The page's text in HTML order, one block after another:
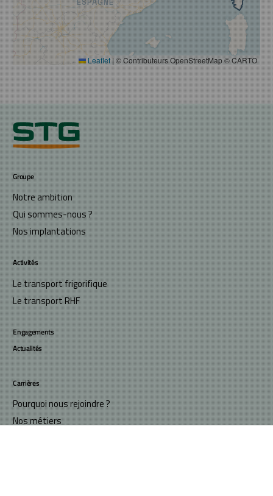
Groupe
Notre ambition
Qui sommes-nous ?
Nos implantations
Activités
Le transport frigorifique
Le transport RHF
Engagements
Actualités
Carrières
Pourquoi nous rejoindre ?
Nos métiers
Contact